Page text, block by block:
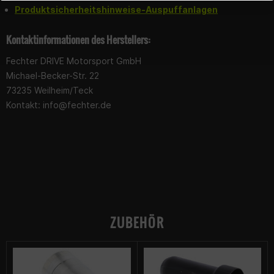
nicht verkauft ihr auch eine Alternative?
Hallo, Kann man bei ihnen nur den DB-Killer für
Kommt der Auspuff mit einem DB-Killer?
Produktsicherheitshinweise-Auspuffanlagen
Kontaktinformationen des Herstellers:
Fechter DRIVE Motorsport GmbH
Michael-Becker-Str. 22
73235 Weilheim/Teck
Kontakt: info@fechter.de
ZUBEHÖR